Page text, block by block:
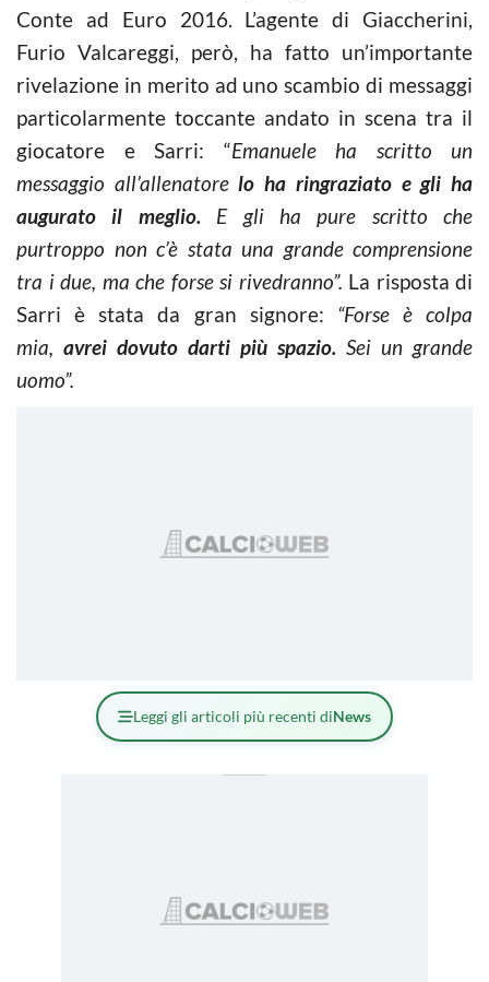
Conte ad Euro 2016. L’agente di Giaccherini,
Furio Valcareggi, però, ha fatto un’importante
rivelazione in merito ad uno scambio di messaggi
particolarmente toccante andato in scena tra il
giocatore e Sarri: “Emanuele ha scritto un
messaggio all’allenatore lo ha ringraziato e gli ha
augurato il meglio. E gli ha pure scritto che
purtroppo non c’è stata una grande comprensione
tra i due, ma che forse si rivedranno”. La risposta di
Sarri è stata da gran signore: “Forse è colpa
mia, avrei dovuto darti più spazio. Sei un grande
uomo”.
Leggi gli articoli più recenti diNews